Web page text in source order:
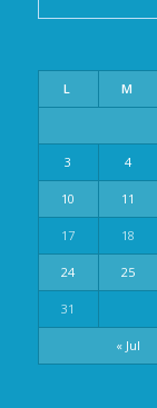
L M
« Jul
3 4
10 11
17 18
24 25
31